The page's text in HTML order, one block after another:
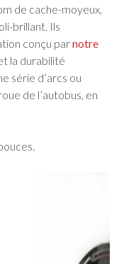
de cache-moyeux,
brillant. Ils
conçu parnotre
la durabilité
série d’arcs ou
de l’autobus, en